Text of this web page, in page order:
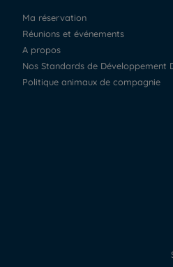
Ma réservation
Réunions et événements
A propos
Nos Standards de Développement
Politique animaux de compagnie